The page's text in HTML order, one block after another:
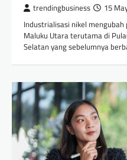
trendingbusiness 15
Industrialisasi nikel
Maluku Utara terutama di
Selatan yang sebelumnya